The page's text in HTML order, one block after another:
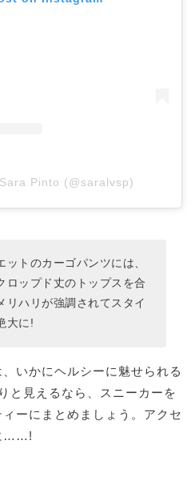
Pinto (@saralvsp)
ットのカーゴパンツには、
ロップド丈のトップスを合
リハリが強調されてスタイ
大に!
いかにヘルシーに魅せられる
と見えるなら、スニーカーを
ーにまとめましょう。アクセ
……!